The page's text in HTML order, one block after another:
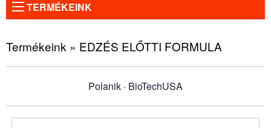
TERMÉKEINK
kép
Termékeink » EDZÉS ELŐTTI FORMULA
Polanik · BioTechUSA